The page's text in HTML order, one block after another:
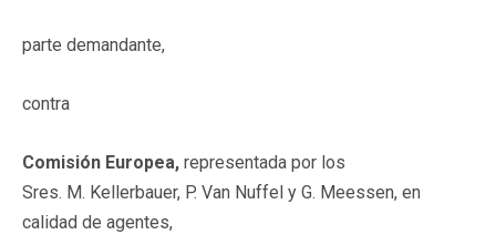
parte demandante,
contra
Comisión Europea, representada por los
Sres. M. Kellerbauer, P. Van Nuffel y G. Meessen, en
calidad de agentes,